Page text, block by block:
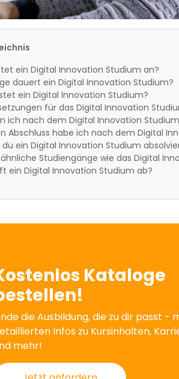
ein Digital Innovation Studium an?
dauert ein Digital Innovation Studium?
ein Digital Innovation Studium?
für das Digital Innovation
ich nach dem Digital Innovation
Abschluss habe ich nach dem Digital
ein Digital Innovation Studium
Studiengänge wie das Digital
ein Digital Innovation Studium ab?
Kataloge
die Ausbildung, die zu dir passt -
Infos zu Kursinhalten,
mehr!